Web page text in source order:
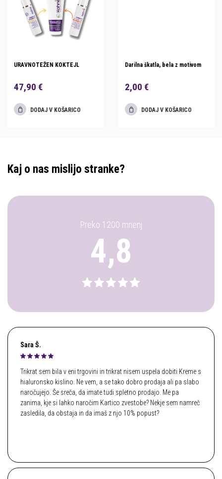
URAVNOTEŽEN KOKTEJL
47,90 €
DODAJ V KOŠARICO
Darilna škatla, bela z motivom
2,00 €
DODAJ V KOŠARICO
Kaj o nas mislijo stranke?
Preko 1200 mnenj
4,8
Sara Š.
Trikrat sem bila v eni trgovini in trikrat nisem uspela dobiti Kreme s
hialuronsko kislino. Ne vem, a se tako dobro prodaja ali pa slabo
naročujejo. Še sreča, da imate tudi spletno prodajo. Me pa
zanima, kje si lahko naročim Kartico zvestobe? Nekje sem namreč
zasledila, da obstaja in da imaš z njo 10% popust?